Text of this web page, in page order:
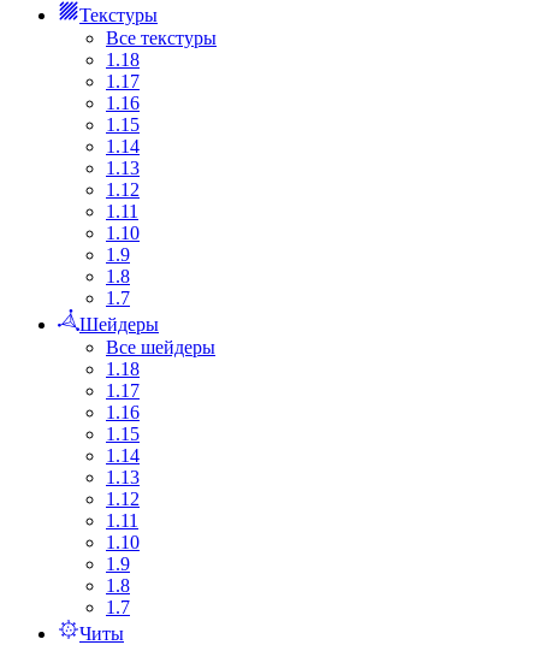
Текстуры
Все текстуры
1.18
1.17
1.16
1.15
1.14
1.13
1.12
1.11
1.10
1.9
1.8
1.7
Шейдеры
Все шейдеры
1.18
1.17
1.16
1.15
1.14
1.13
1.12
1.11
1.10
1.9
1.8
1.7
Читы